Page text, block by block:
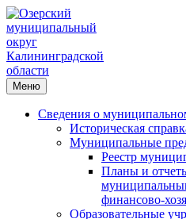
Меню
Сведения о
Историческая
Муниципальные
Реестр
Планы и
финансово-
Образовательные